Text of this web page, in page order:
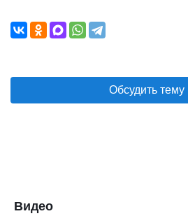
Обсудить тему
Видео